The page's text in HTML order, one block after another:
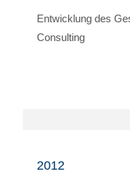
Entwicklung des
Consulting
2012